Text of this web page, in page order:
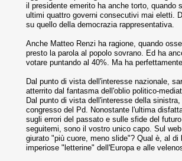
il presidente emerito ha anche torto, quando
ultimi quattro governi consecutivi mai eletti.
su quello della democrazia rappresentativa.
Anche Matteo Renzi ha ragione, quando
presto la parola al popolo sovrano. Ed ha
votare puntando al 40%. Ma ha
Dal punto di vista dell'interesse nazionale,
atterrito dal fantasma dell'oblio politico-
Dal punto di vista dell'interesse della
congresso del Pd. Nonostante l'ultima
sugli errori del passato e sulle sfide del
seguitemi, sono il vostro unico capo. Sul
giurato "più cuore, meno slide"? Qual è, al
imperiose "letterine" dell'Europa e alle